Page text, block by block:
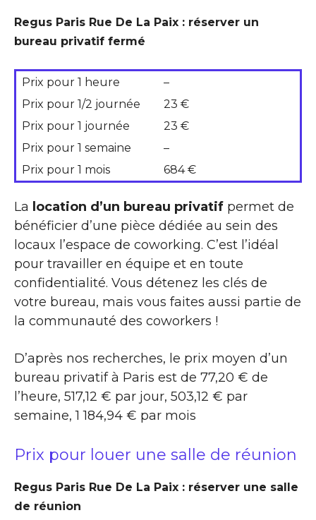
Regus Paris Rue De La Paix : réserver un
bureau privatif fermé
Prix pour 1 heure
–
Prix pour 1/2 journée
23 €
Prix pour 1 journée
23 €
Prix pour 1 semaine
–
Prix pour 1 mois
684 €
La location d’un bureau privatif permet de
bénéficier d’une pièce dédiée au sein des
locaux l’espace de coworking. C’est l’idéal
pour travailler en équipe et en toute
confidentialité. Vous détenez les clés de
votre bureau, mais vous faites aussi partie de
la communauté des coworkers !
D’après nos recherches, le prix moyen d’un
bureau privatif à Paris est de 77,20 € de
l’heure, 517,12 € par jour, 503,12 € par
semaine, 1 184,94 € par mois
Prix pour louer une salle de réunion
Regus Paris Rue De La Paix : réserver une salle
de réunion